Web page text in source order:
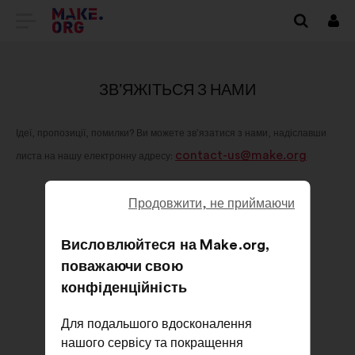
ПЕРЕЙТИ
ГОЛОВНУ
MAKE.ORG
ЗВ’ЯЖІТЬСЯ З НАМИ
Ідеї, пропозиції, помилки? Ви можете зв’язатися з нами, надіславши
листа на нашу електронну адресу: contact-us@make.org
Продовжити, не приймаючи
Висловлюйтеся на Make.org,
поважаючи свою
конфіденційність
Для подальшого вдосконалення
нашого сервісу та покращення